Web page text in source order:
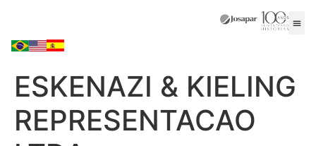
ESKENAZI & KIELING
REPRESENTACAO